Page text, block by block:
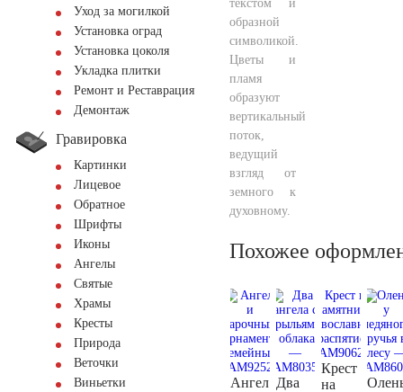
Уход за могилкой
Установка оград
Установка цоколя
Укладка плитки
Ремонт и Реставрация
Демонтаж
Гравировка
Картинки
Лицевое
Обратное
Шрифты
Иконы
Ангелы
Святые
Храмы
Кресты
Природа
Веточки
Виньетки
текстом и
образной
символикой.
Цветы и
пламя
образуют
вертикальный
поток,
ведущий
взгляд от
земного к
духовному.
Похожее
Ангел Два
Крест
на